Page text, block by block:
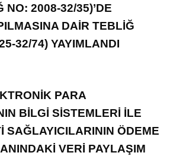
NO: 2008-32/35)’DE
DAİR TEBLİĞ
32/74) YAYIMLANDI
PARA
BİLGİ SİSTEMLERİ İLE
SAĞLAYICILARININ ÖDEME
VERİ PAYLAŞIM